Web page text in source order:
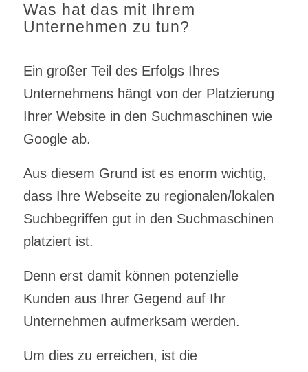
Was hat das mit Ihrem
Unternehmen zu tun?
Ein großer Teil des Erfolgs Ihres
Unternehmens hängt von der Platzierung
Ihrer Website in den Suchmaschinen wie
Google ab.
Aus diesem Grund ist es enorm wichtig,
dass Ihre Webseite zu regionalen/lokalen
Suchbegriffen gut in den Suchmaschinen
platziert ist.
Denn erst damit können potenzielle
Kunden aus Ihrer Gegend auf Ihr
Unternehmen aufmerksam werden.
Um dies zu erreichen, ist die